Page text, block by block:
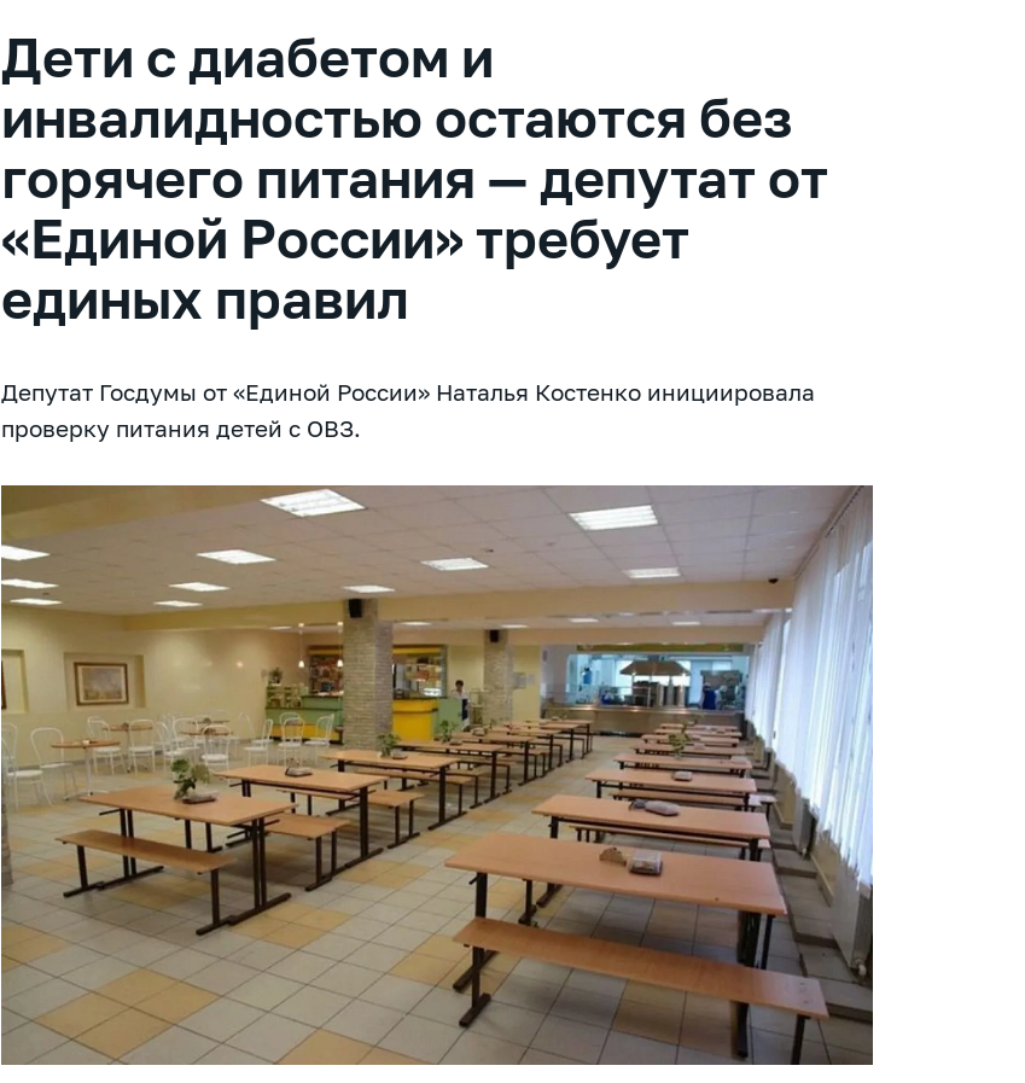
Дети с диабетом и
инвалидностью остаются без
горячего питания — депутат от
«Единой России» требует
единых правил
Депутат Госдумы от «Единой России» Наталья Костенко инициировала
проверку питания детей с ОВЗ.